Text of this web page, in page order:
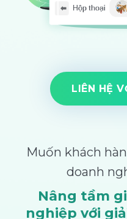
LIÊN HỆ
Muốn khách
doanh
Nâng tầm
nghiệp với